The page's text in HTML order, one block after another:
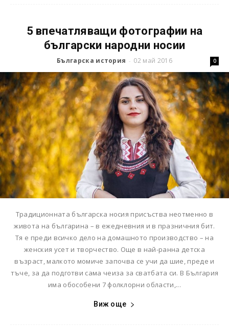
5 впечатляващи фотографии на
български народни носии
Българска история - 02 май 2016 0
Традиционната българска носия присъства неотменно в
живота на българина – в ежедневния и в празничния бит.
Тя е преди всичко дело на домашното производство – на
женския усет и творчество. Още в най-ранна детска
възраст, малкото момиче започва се учи да шие, преде и
тъче, за да подготви сама чеиза за сватбата си. В България
има обособени 7 фолклорни области,...
Виж още